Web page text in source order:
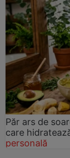
Păr ars de
care
personală